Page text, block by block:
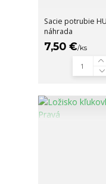
Sacie potrubie
náhrada
7,50 €/ks